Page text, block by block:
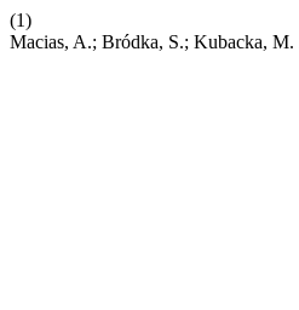
(1)
Macias, A.; Bródka, S.; Kubacka,